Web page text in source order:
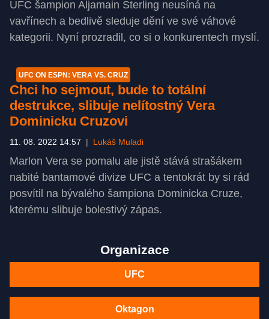
UFC šampion Aljamain Sterling neusíná na
vavřínech a bedlivě sleduje dění ve své váhové
kategorii. Nyní prozradil, co si o konkurentech myslí.
UFC ON ESPN: VERA VS. CRUZ
Chci ho sejmout, bude to totální
destrukce, slibuje nelítostný Vera
Dominicku Cruzovi
11. 08. 2022 14:57 Lukáš Muladi
Marlon Vera se pomalu ale jistě stává strašákem
nabité bantamové divize UFC a tentokrát by si rád
posvítil na bývalého šampiona Dominicka Cruze,
kterému slibuje bolestivý zápas.
Organizace
UFC
Oktagon